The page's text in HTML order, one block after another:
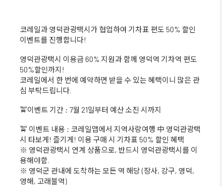
코레일과 영덕관광택시가 협업하여 기차표 편도 50% 할인
이벤트를 진행합니다!
영덕관광택시 이용금 60% 지원과 함께 영덕역 기차역 편도
50%할인까지!
코레일에서 한 번에 예약하면 받을 수 있는 혜택이니 많은 관
심 부탁드립니다.
🚖이벤트 기간 : 7월 21일부터 예산 소진 시까지
🚖 이벤트 내용 : 코레일앱에서 지역사랑여행 中 영덕관광택
시 타보게! 즐기게! 이용 구매 시 기차표 50% 할인 혜택
※ 영덕관광택시 연계 상품으로, 반드시 영덕관광택시를 이
용해야함.
※ 영덕군 관내에 도착하는 모든 역 해당 (장사, 강구, 영덕,
영해, 고래불역)